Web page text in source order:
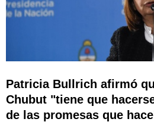
Patricia Bullrich afirmó
Chubut "tiene que
de las promesas que